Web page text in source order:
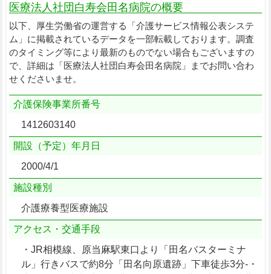
医療法人社団白寿会田名病院の概要
以下、厚生労働省の運営する「介護サービス情報公表システ
ム」に掲載されているデータを一部転載しております。調査
のタイミング等により最新のものでない場合もございますの
で、詳細は「医療法人社団白寿会田名病院」までお問い合わ
せくださいませ。
介護保険事業所番号
1412603140
開設（予定）年月日
2000/4/1
施設種別
介護療養型医療施設
アクセス・交通手段
・JR相模線、原当麻駅東口より「田名バスターミナ
ル」行きバスで約8分「田名向原遺跡」下車徒歩3分-・